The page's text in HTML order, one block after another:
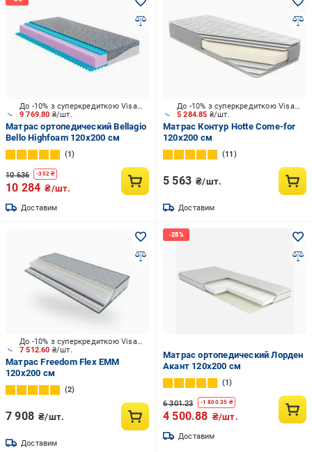
9 769.80 ₴/шт.
До -10% з суперкредиткою Visa Вигода
Матрас ортопедический Bellagio
Bello Highfoam 120x200 см
1
10 636 -352 ₴
10 284 ₴/шт.
Доставим
5 284.85 ₴/шт.
До -10% з суперкредиткою Visa Вигода
Матрас Контур Нotte Come-for
120x200 см
11
5 563 ₴/шт.
Доставим
7 512.60 ₴/шт.
До -10% з суперкредиткою Visa Вигода
Матрас Freedom Flex ЕММ
120x200 см
2
7 908 ₴/шт.
Доставим
Матрас ортопедический Лорден
Акант 120x200 см
1
6 301.23 -1 800.35 ₴
4 500.88 ₴/шт.
Доставим